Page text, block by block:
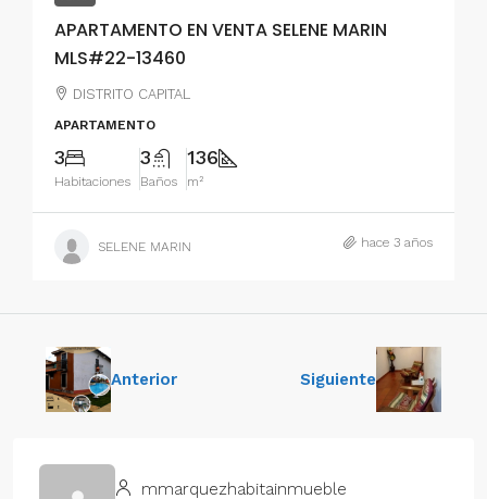
APARTAMENTO EN VENTA SELENE MARIN
MLS#22-13460
DISTRITO CAPITAL
APARTAMENTO
3
Habitaciones
3
Baños
136
m²
SELENE MARIN hace 3 años
Anterior Siguiente
mmarquezhabitainmueble